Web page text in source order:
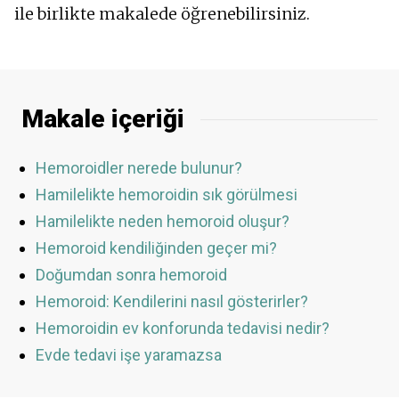
ile birlikte makalede öğrenebilirsiniz.
Makale içeriği
Hemoroidler nerede bulunur?
Hamilelikte hemoroidin sık görülmesi
Hamilelikte neden hemoroid oluşur?
Hemoroid kendiliğinden geçer mi?
Doğumdan sonra hemoroid
Hemoroid: Kendilerini nasıl gösterirler?
Hemoroidin ev konforunda tedavisi nedir?
Evde tedavi işe yaramazsa